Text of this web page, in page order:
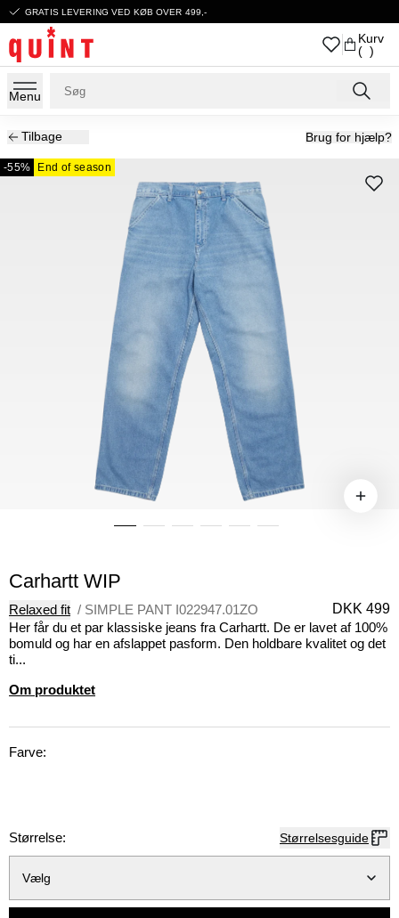
GRATIS LEVERING VED KØB OVER 499,-
Kurv
( )
Menu
Tilbage Brug for hjælp?
-55% End of season
Carhartt WIP
Relaxed fit / SIMPLE PANT I022947.01ZO
DKK 499
Her får du et par klassiske jeans fra Carhartt. De er lavet af 100%
bomuld og har en afslappet pasform. Den holdbare kvalitet og det
ti...
Om produktet
Farve:
Størrelse: Størrelsesguide
Vælg